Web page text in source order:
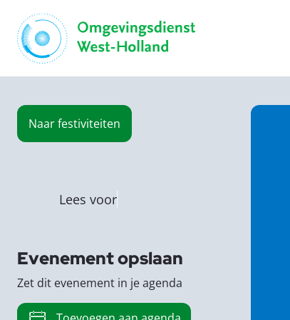
Naarfestiviteiten
Lees voor
Evenement opslaan
Zet dit evenement in je agenda